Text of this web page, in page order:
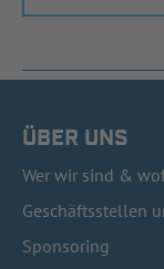
ÜBER UNS
Wer wir sind &
Geschäftsstellen
Sponsoring